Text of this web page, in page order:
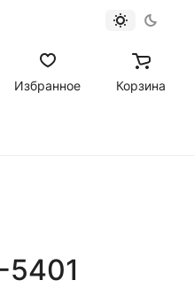
Избранное Корзина
5401